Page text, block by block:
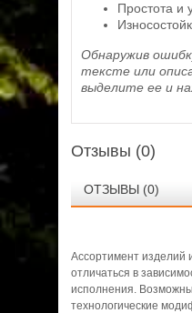
Простота и
Обнаружив
тексте или
выделите ее и
Отзывы (0)
ОТЗЫВЫ (0)
Ассортимент изделий
отличаться в
исполнения.
технологические